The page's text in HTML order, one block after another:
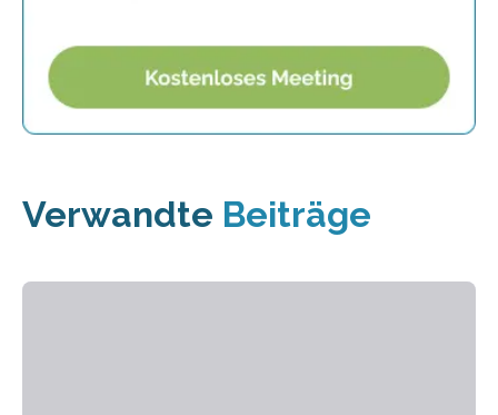
Verwandte Beiträge